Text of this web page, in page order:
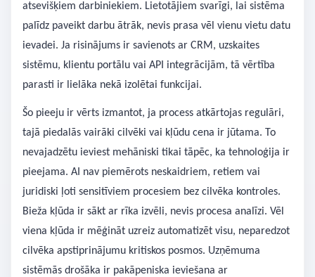
atsevišķiem darbiniekiem. Lietotājiem svarīgi, lai sistēma
palīdz paveikt darbu ātrāk, nevis prasa vēl vienu vietu datu
ievadei. Ja risinājums ir savienots ar CRM, uzskaites
sistēmu, klientu portālu vai API integrācijām, tā vērtība
parasti ir lielāka nekā izolētai funkcijai.
Šo pieeju ir vērts izmantot, ja process atkārtojas regulāri,
tajā piedalās vairāki cilvēki vai kļūdu cena ir jūtama. To
nevajadzētu ieviest mehāniski tikai tāpēc, ka tehnoloģija ir
pieejama. AI nav piemērots neskaidriem, retiem vai
juridiski ļoti sensitīviem procesiem bez cilvēka kontroles.
Bieža kļūda ir sākt ar rīka izvēli, nevis procesa analīzi. Vēl
viena kļūda ir mēģināt uzreiz automatizēt visu, neparedzot
cilvēka apstiprinājumu kritiskos posmos. Uzņēmuma
sistēmās drošāka ir pakāpeniska ieviešana ar